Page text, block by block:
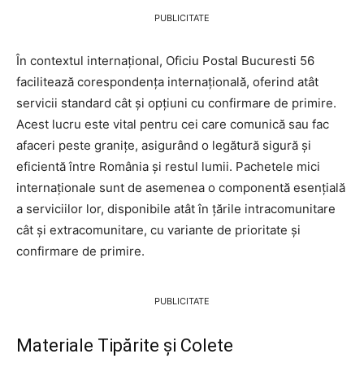
PUBLICITATE
În contextul internațional, Oficiu Postal Bucuresti 56
facilitează corespondența internațională, oferind atât
servicii standard cât și opțiuni cu confirmare de primire.
Acest lucru este vital pentru cei care comunică sau fac
afaceri peste granițe, asigurând o legătură sigură și
eficientă între România și restul lumii. Pachetele mici
internaționale sunt de asemenea o componentă esențială
a serviciilor lor, disponibile atât în țările intracomunitare
cât și extracomunitare, cu variante de prioritate și
confirmare de primire.
PUBLICITATE
Materiale Tipărite și Colete